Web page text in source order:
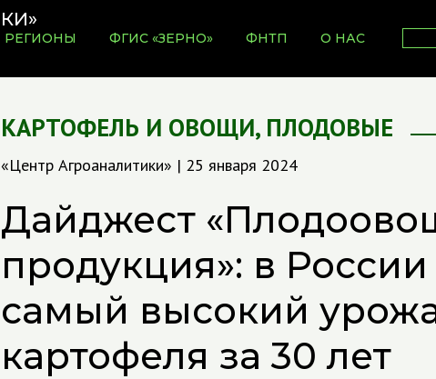
РЕГИОНЫ ФГИС «ЗЕРНО» ФНТП О НАС
КАРТОФЕЛЬ И ОВОЩИ, ПЛОДОВЫЕ
«Центр Агроаналитики» | 25 января 2024
Дайджест
продукция»: в
самый высокий
картофеля за 30 лет